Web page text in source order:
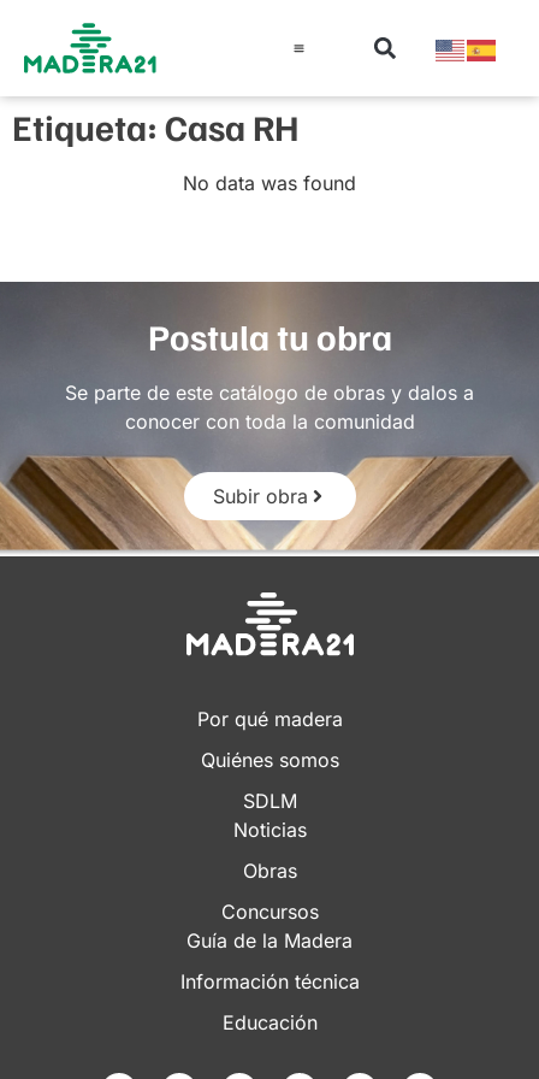
Etiqueta: Casa RH
No data was found
Postula tu obra
Se parte de este catálogo de obras y dalos a
conocer con toda la comunidad
Subir obra
Por qué madera
Quiénes somos
SDLM
Noticias
Obras
Concursos
Guía de la Madera
Información técnica
Educación